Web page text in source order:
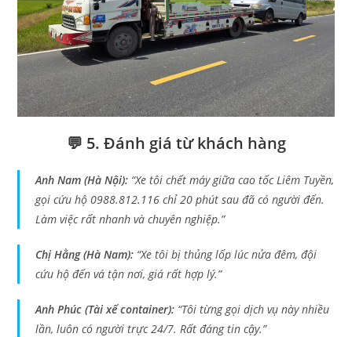
💬 5. Đánh giá từ khách hàng
Anh Nam (Hà Nội): “Xe tôi chết máy giữa cao tốc Liêm Tuyền,
gọi cứu hộ 0988.812.116 chỉ 20 phút sau đã có người đến.
Làm việc rất nhanh và chuyên nghiệp.”
Chị Hằng (Hà Nam): “Xe tôi bị thủng lốp lúc nửa đêm, đội
cứu hộ đến vá tận nơi, giá rất hợp lý.”
Anh Phúc (Tài xế container): “Tôi từng gọi dịch vụ này nhiều
lần, luôn có người trực 24/7. Rất đáng tin cậy.”